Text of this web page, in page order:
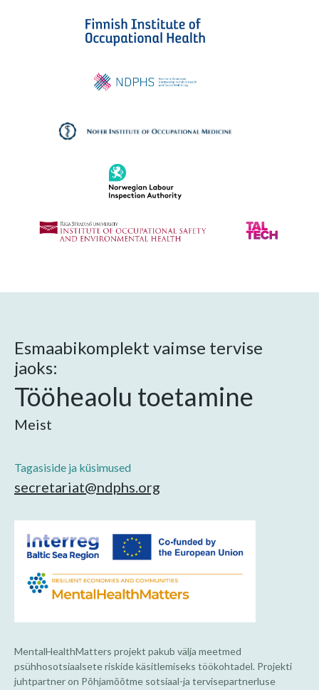
Esmaabikomplekt vaimse tervise
jaoks:
Tööheaolu toetamine
Meist
Tagasiside ja küsimused
secretariat@ndphs.org
MentalHealthMatters projekt pakub välja meetmed
psühhosotsiaalsete riskide käsitlemiseks töökohtadel. Projekti
juhtpartner on Põhjamõõtme sotsiaal-ja tervisepartnerluse